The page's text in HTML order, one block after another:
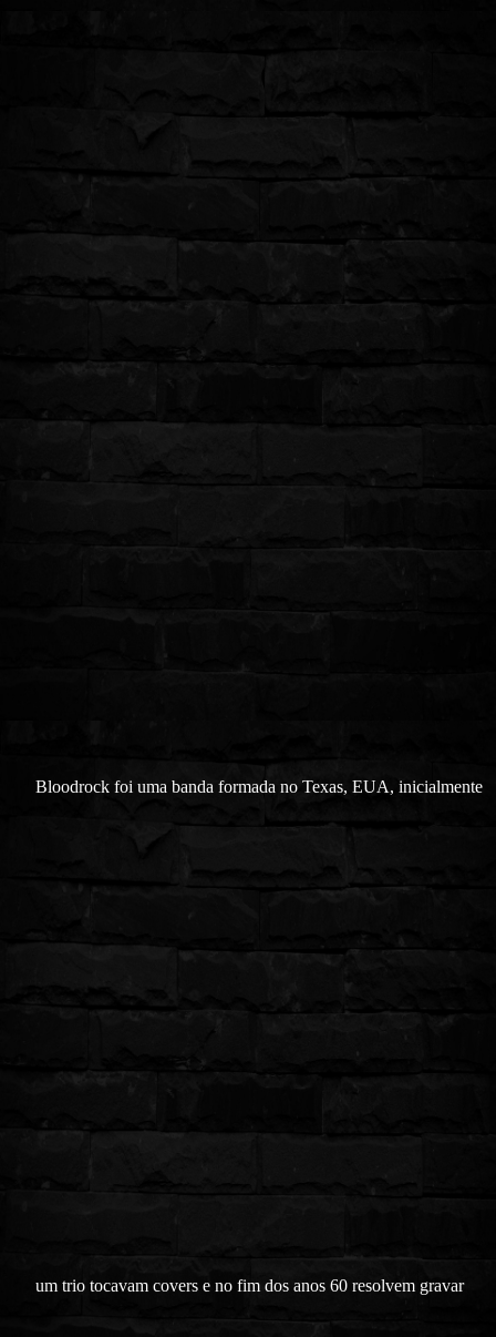
Bloodrock foi uma banda formada no Texas, EUA, inicialmente
um trio tocavam covers e no fim dos anos 60 resolvem gravar